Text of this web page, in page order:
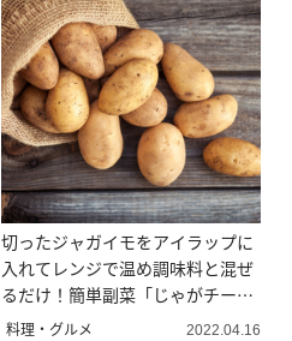
切ったジャガイモをアイラップに
入れてレンジで温め調味料と混ぜ
るだけ！簡単副菜「じゃがチーゆ
ず胡椒」
料理・グルメ 2022.04.16